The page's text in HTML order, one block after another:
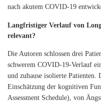
nach akutem COVID-19
Langfristiger Verlauf von
relevant?
Die Autoren schlossen drei
schwerem COVID-19-Verlauf
und zuhause isolierte
Einschätzung der kognitiven
Assessment Schedule), von